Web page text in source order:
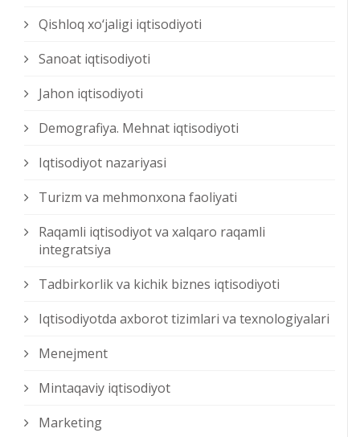
Qishloq xо‘jaligi iqtisodiyoti
Sanoat iqtisodiyoti
Jahon iqtisodiyoti
Demografiya. Mehnat iqtisodiyoti
Iqtisodiyot nazariyasi
Turizm va mehmonxona faoliyati
Raqamli iqtisodiyot va xalqaro raqamli
integratsiya
Tadbirkorlik va kichik biznes iqtisodiyoti
Iqtisodiyotda axborot tizimlari va texnologiyalari
Menejment
Mintaqaviy iqtisodiyot
Marketing